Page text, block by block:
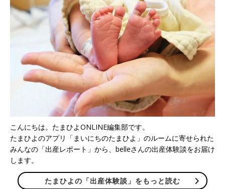
こんにちは。たまひよONLINE編集部です。
たまひよのアプリ「まいにちのたまひよ」のルームに寄せられた
みんなの「出産レポート」から、belleさんの出産体験談をお届け
します。
たまひよの「出産体験談」をもっと読む